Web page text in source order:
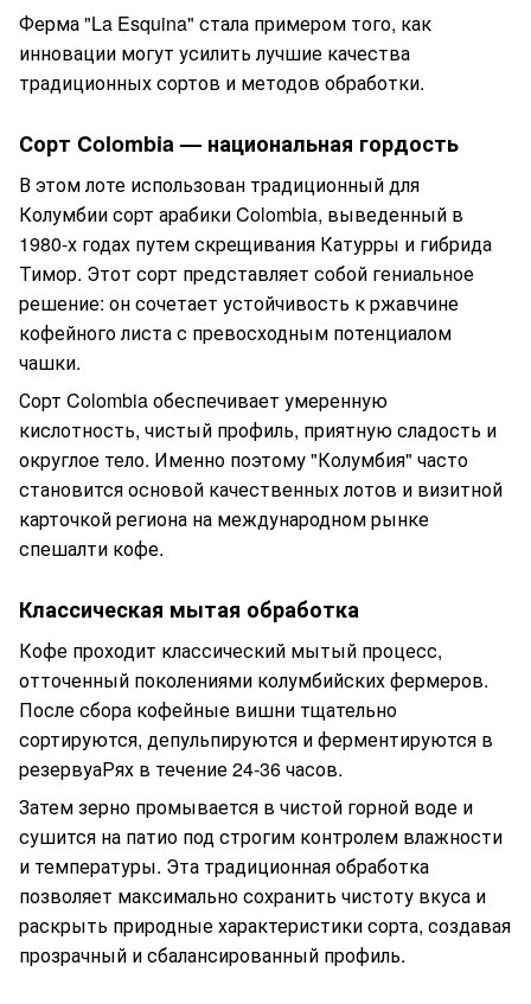
Ферма "La Esquina" стала примером того, как
инновации могут усилить лучшие качества
традиционных сортов и методов обработки.
Сорт Colombia — национальная гордость
В этом лоте использован традиционный для
Колумбии сорт арабики Colombia, выведенный в
1980-х годах путем скрещивания Катурры и гибрида
Тимор. Этот сорт представляет собой гениальное
решение: он сочетает устойчивость к ржавчине
кофейного листа с превосходным потенциалом
чашки.
Сорт Colombia обеспечивает умеренную
кислотность, чистый профиль, приятную сладость и
округлое тело. Именно поэтому "Колумбия" часто
становится основой качественных лотов и визитной
карточкой региона на международном рынке
спешалти кофе.
Классическая мытая обработка
Кофе проходит классический мытый процесс,
отточенный поколениями колумбийских фермеров.
После сбора кофейные вишни тщательно
сортируются, депульпируются и ферментируются в
резервуаРях в течение 24-36 часов.
Затем зерно промывается в чистой горной воде и
сушится на патио под строгим контролем влажности
и температуры. Эта традиционная обработка
позволяет максимально сохранить чистоту вкуса и
раскрыть природные характеристики сорта, создавая
прозрачный и сбалансированный профиль.